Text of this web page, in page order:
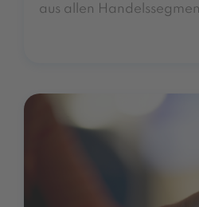
aus allen